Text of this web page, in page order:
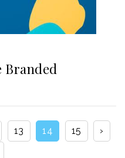
Branded
13 14 15
›